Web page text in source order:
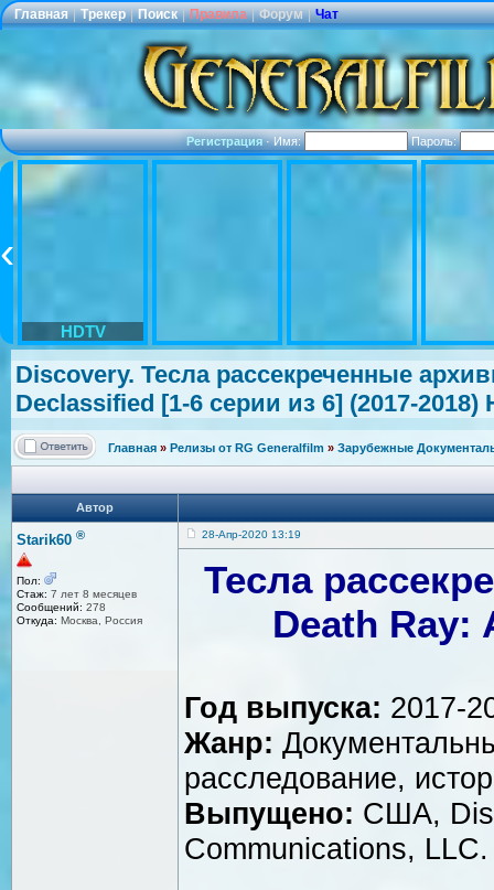
Главная | Трекер | Поиск | Правила | Форум | Чат
Регистрация·Имя: Пароль:
HDTV
Discovery. Тесла рассекреченные
Declassified [1-6 серии из 6] (2017-2018)
Главная » Релизы от RG Generalfilm » Зарубежные
Автор
Starik60 ®
Пол:
Стаж: 7 лет 8 месяцев
Сообщений: 278
Откуда: Москва, Россия
28-Апр-2020 13:19
Тесла
Death Ray:
Год выпуска: 2017-
Жанр:
расследование,
Выпущено: США,
Communications, LLC.